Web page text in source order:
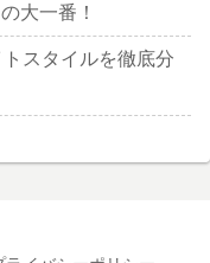
大一番！
スタイルを徹底分